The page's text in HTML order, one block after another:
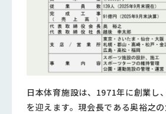
日本体育施設は、1971年に創業し
を迎えます。現会長である奥裕之